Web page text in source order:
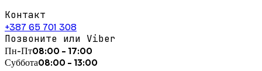
Контакт
+387 65 701 308
Позвоните или Viber
Пн-Пт08:00 - 17:00
Суббота08:00 - 13:00